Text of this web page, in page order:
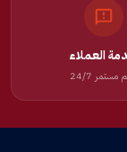
العملاء
24/7